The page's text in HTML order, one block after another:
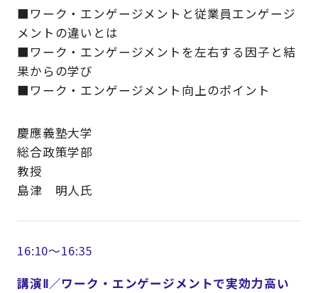
■ワーク・エンゲージメントと従業員エンゲージ
メントの違いとは
■ワーク・エンゲージメントを左右する因子と結
果からの学び
■ワーク・エンゲージメント向上のポイント
慶應義塾大学
総合政策学部
教授
島津 明人氏
16:10～16:35
講演Ⅱ／ワーク・エンゲージメントで実効力高い